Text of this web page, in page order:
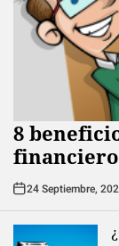
8
financiero
24 Septiembre,